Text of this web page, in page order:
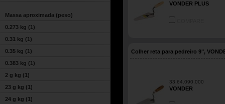
Massa aproximada (peso)
0.273 kg (1)
0.31 kg (1)
0.35 kg (1)
0.383 kg (1)
2 g kg (1)
23 g kg (1)
24 g kg (1)
VONDER PLUS
Colher reta para pedreiro 9",
33.64.090.000
VONDER